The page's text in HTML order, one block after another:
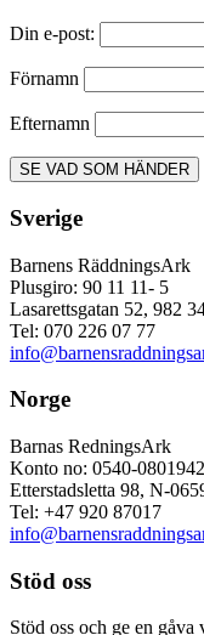
Din e-post:
Förnamn
Efternamn
Sverige
Barnens RäddningsArk
Plusgiro: 90 11 11- 5
Lasarettsgatan 52, 982
Tel: 070 226 07 77
Norge
Barnas RedningsArk
Konto no: 0540-0801942
Etterstadsletta 98, N-
Tel: +47 920 87017
Stöd oss
Stöd oss och ge en